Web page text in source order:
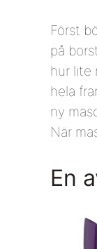
Först
på
hur lite
hela
ny
När
En